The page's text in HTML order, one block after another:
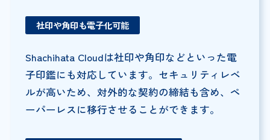
社印や角印も電子化可能
Shachihata Cloudは社印や角印などといった電
子印鑑にも対応しています。セキュリティレベ
ルが高いため、対外的な契約の締結も含め、ペ
ーパーレスに移行させることができます。